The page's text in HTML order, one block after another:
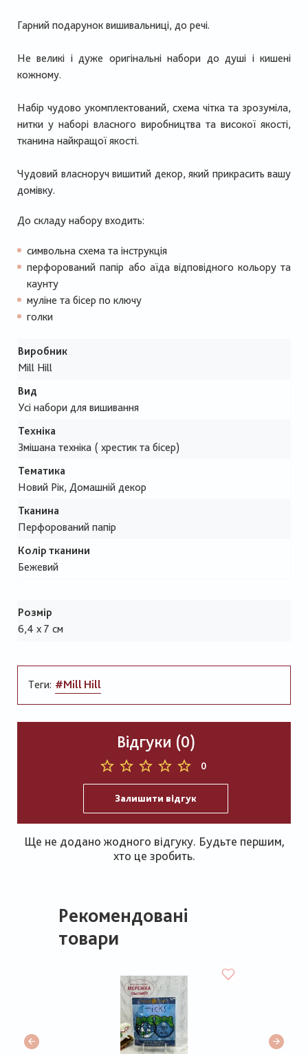
Гарний подарунок вишивальниці, до речі.
Не великі і дуже оригінальні набори до душі і кишені
кожному.
Набір чудово укомплектований, схема чітка та зрозуміла,
нитки у наборі власного виробництва та високої якості,
тканина найкращої якості.
Чудовий власноруч вишитий декор, який прикрасить вашу
домівку.
До складу набору входить:
символьна схема та інструкція
перфорований папір або аїда відповідного кольору та
каунту
муліне та бісер по ключу
голки
Виробник
Mill Hill
Вид
Усі набори для вишивання
Техніка
Змішана техніка ( хрестик та бісер)
Тематика
Новий Рік, Домашній декор
Тканина
Перфорований папір
Колір тканини
Бежевий
Розмір
6,4 х 7 см
Теги: #Mill Hill
Відгуки (0)
0
Залишити відгук
Ще не додано жодного відгуку. Будьте першим,
хто це зробить.
Рекомендовані
товари